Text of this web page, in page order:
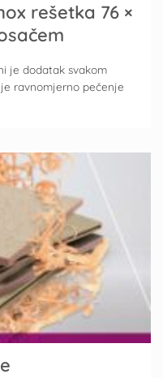
rešetka 76 ×
je dodatak svakom
ravnomjerno pečenje